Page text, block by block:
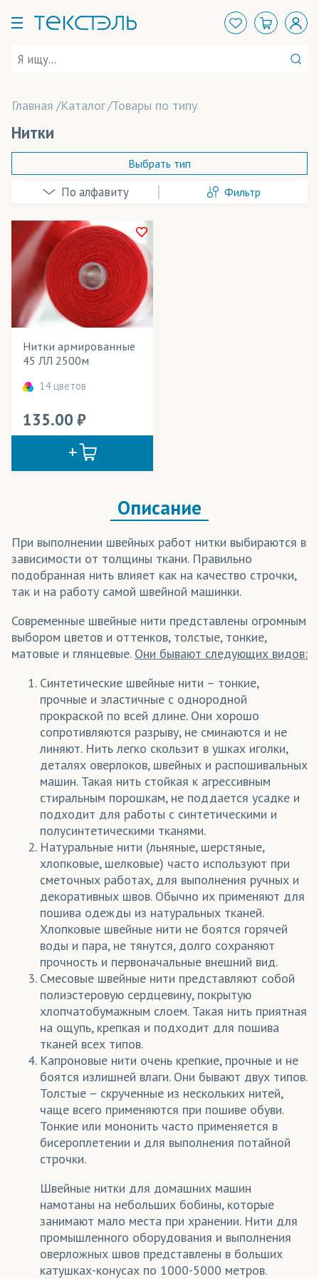
Главная Каталог Товары по типу
Нитки
Coldenhove Papier(бумага)
ElvaJet(чернила)
Felix Schoeller(бумага)
Jasper Paper(бумага)
Kaspar papir(бумага)
Mimaki
Textelle(бумага)
(ткани)
(ткани)
Амфибия(трикотаж)
Арена(трикотаж)
Арт Канва
(ткани)
Атлас(ткани)
Бархат (трикотаж)
Баскетбольная сетка(трикотаж)
Бифлекс(трикотаж)
БлекАут/Блэкаут(ткани)
Блузка (ткань)(ткани, трикотаж)
Бэклайт(ткани)
Велсофт(трикотаж)
Велюр(ткани)
Вуаль(ткани)
Габардин(ткани)
ГрейБэк (ткани)
Даймонд(трикотаж)
Деко Лайтбокс(ткани)
Декотекс(ткани)
Дешайн(ткани)
Джерси(трикотаж)
Дисплей (ткани)
Дьюспо(ткани)
Интерлок полиэфирный
КИАН (Италия)(чернила)
Канва(ткани)
Кашибо(трикотаж)
Выбрать тип
Фильтр
В наличии
Да
Весь товар
Cостав ткани
Цвет
Нитки армированные
45 ЛЛ 2500м
14 цветов
135.00
Описание
При выполнении швейных работ нитки выбираются в
зависимости от толщины ткани. Правильно
подобранная нить влияет как на качество строчки,
так и на работу самой швейной машинки.
Современные швейные нити представлены огромным
выбором цветов и оттенков, толстые, тонкие,
матовые и глянцевые. Они бывают следующих видов:
Синтетические швейные нити – тонкие,
прочные и эластичные с однородной
прокраской по всей длине. Они хорошо
сопротивляются разрыву, не сминаются и не
линяют. Нить легко скользит в ушках иголки,
деталях оверлоков, швейных и распошивальных
машин. Такая нить стойкая к агрессивным
стиральным порошкам, не поддается усадке и
подходит для работы с синтетическими и
полусинтетическими тканями.
Натуральные нити (льняные, шерстяные,
хлопковые, шелковые) часто используют при
сметочных работах, для выполнения ручных и
декоративных швов. Обычно их применяют для
пошива одежды из натуральных тканей.
Хлопковые швейные нити не боятся горячей
воды и пара, не тянутся, долго сохраняют
прочность и первоначальные внешний вид.
Смесовые швейные нити представляют собой
полиэстеровую сердцевину, покрытую
хлопчатобумажным слоем. Такая нить приятная
на ощупь, крепкая и подходит для пошива
тканей всех типов.
Капроновые нити очень крепкие, прочные и не
боятся излишней влаги. Они бывают двух типов.
Толстые – скрученные из нескольких нитей,
чаще всего применяются при пошиве обуви.
Тонкие или мононить часто применяется в
бисероплетении и для выполнения потайной
строчки.
Швейные нитки для домашних машин
намотаны на небольших бобины, которые
занимают мало места при хранении. Нити для
промышленного оборудования и выполнения
оверложных швов представлены в больших
катушках-конусах по 1000-5000 метров.